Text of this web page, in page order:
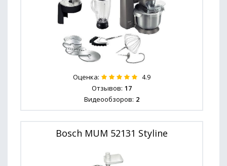
Оценка: 4.9
Отзывов: 17
Видеообзоров: 2
Bosch MUM 52131 Styline